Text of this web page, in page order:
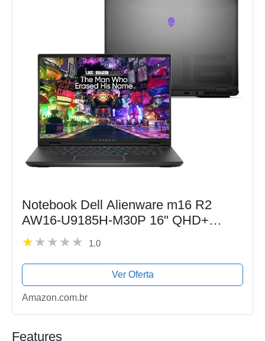
Notebook Dell Alienware m16 R2
AW16-U9185H-M30P 16" QHD+
Intel® Core™ Ultra 9 32GB 1TB SSD
RTX 4070 Win 11
1.0
Ver Oferta
Amazon.com.br
Features